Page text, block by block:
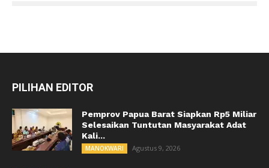
PILIHAN EDITOR
Pemprov Papua Barat Siapkan Rp5 Miliar
Selesaikan Tuntutan Masyarakat Adat
Kali...
MANOKWARI Agustus 9, 2026